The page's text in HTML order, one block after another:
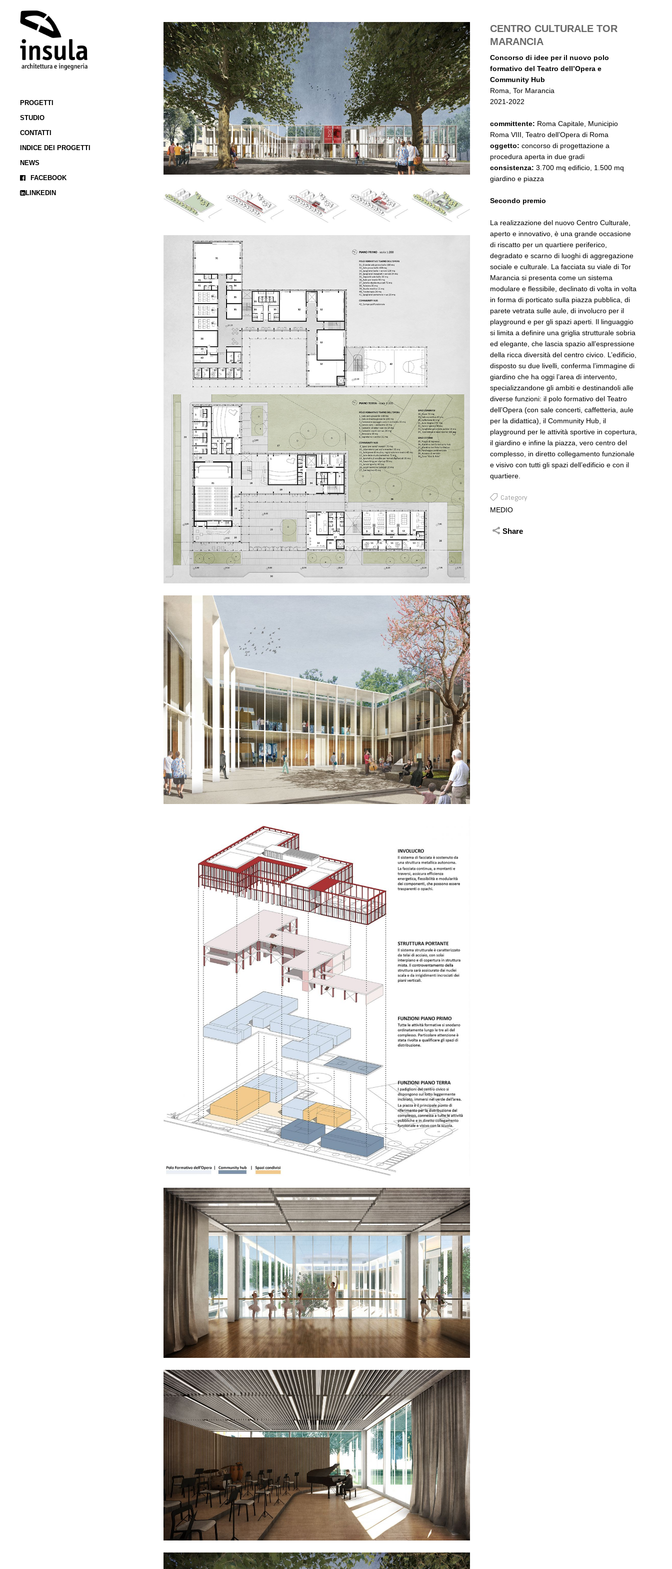
PROGETTI
STUDIO
CONTATTI
INDICE DEI PROGETTI
NEWS
FACEBOOK
LINKEDIN
CENTRO CULTURALE TOR
MARANCIA
Concorso di idee per il nuovo polo
formativo del Teatro dell’Opera e
Community Hub
Roma, Tor Marancia
2021-2022
committente: Roma Capitale, Municipio
Roma VIII, Teatro dell’Opera di Roma
oggetto: concorso di progettazione a
procedura aperta in due gradi
consistenza:3.700 mq edificio, 1.500 mq
giardino e piazza
Secondo premio
La realizzazione del nuovo Centro Culturale,
aperto e innovativo, è una grande occasione
di riscatto per un quartiere periferico,
degradato e scarno di luoghi di aggregazione
sociale e culturale. La facciata su viale di Tor
Marancia si presenta come un sistema
modulare e flessibile, declinato di volta in volta
in forma di porticato sulla piazza pubblica, di
parete vetrata sulle aule, di involucro per il
playground e per gli spazi aperti. Il linguaggio
si limita a definire una griglia strutturale sobria
ed elegante, che lascia spazio all’espressione
della ricca diversità del centro civico. L’edificio,
disposto su due livelli, conferma l’immagine di
giardino che ha oggi l’area di intervento,
specializzandone gli ambiti e destinandoli alle
diverse funzioni: il polo formativo del Teatro
dell’Opera (con sale concerti, caffetteria, aule
per la didattica), il Community Hub, il
playground per le attività sportive in copertura,
il giardino e infine la piazza, vero centro del
complesso, in diretto collegamento funzionale
e visivo con tutti gli spazi dell’edificio e con il
quartiere.
Category
MEDIO
Share